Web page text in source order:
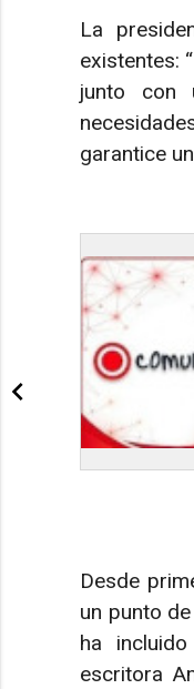
La
existentes:
junto con
garantice
Desde
un punto
ha
escritora